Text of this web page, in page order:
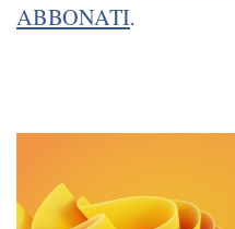
ABBONATI.